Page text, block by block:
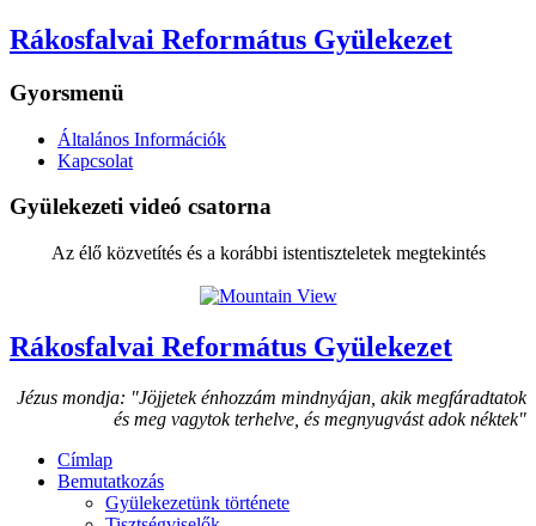
Rákosfalvai Református Gyülekezet
Gyorsmenü
Általános Információk
Kapcsolat
Gyülekezeti videó csatorna
Az élő közvetítés és a korábbi istentiszteletek megtekintés
Rákosfalvai Református Gyülekezet
Jézus mondja: "Jöjjetek énhozzám mindnyájan, akik megfáradtatok
és meg vagytok terhelve, és megnyugvást adok néktek"
Címlap
Bemutatkozás
Gyülekezetünk története